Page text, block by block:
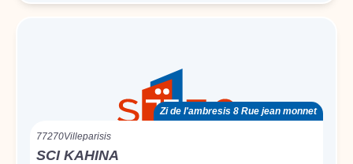
Zi de l'ambresis 8 Rue jean monnet
77270Villeparisis
SCI KAHINA